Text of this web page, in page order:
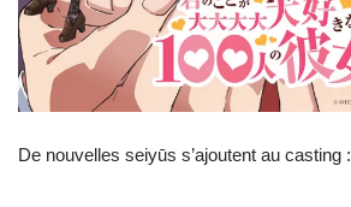
De nouvelles seiyūs s’ajoutent au casting :